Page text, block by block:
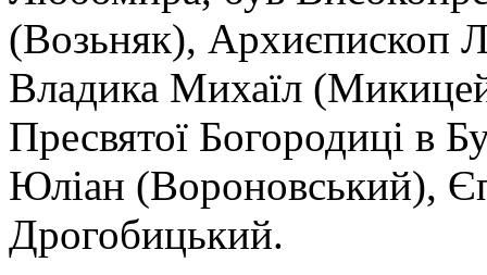
(Возьняк), Архиєпископ
Владика Михаїл
Пресвятої Богородиці в
Юліан (Вороновський),
Дрогобицький.